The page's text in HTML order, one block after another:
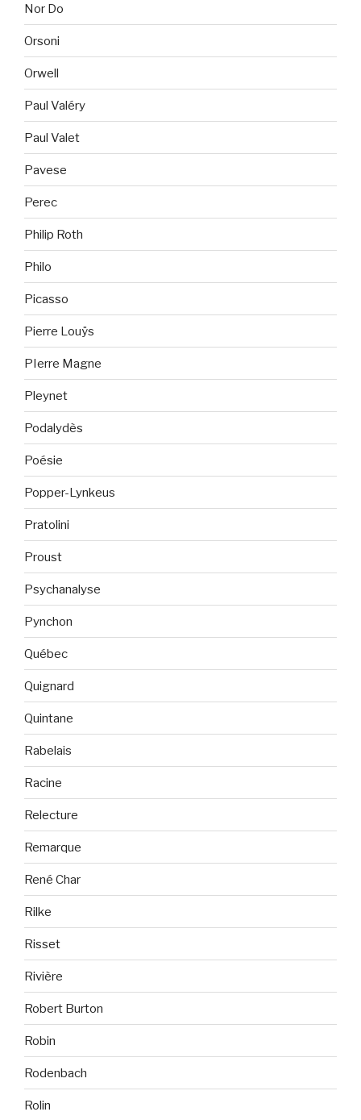
Nor Do
Orsoni
Orwell
Paul Valéry
Paul Valet
Pavese
Perec
Philip Roth
Philo
Picasso
Pierre Louÿs
PIerre Magne
Pleynet
Podalydès
Poésie
Popper-Lynkeus
Pratolini
Proust
Psychanalyse
Pynchon
Québec
Quignard
Quintane
Rabelais
Racine
Relecture
Remarque
René Char
Rilke
Risset
Rivière
Robert Burton
Robin
Rodenbach
Rolin